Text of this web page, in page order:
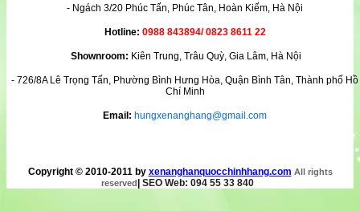
- Ngách 3/20 Phúc Tấn, Phúc Tân, Hoàn Kiếm, Hà Nội
Hotline: 0988 843894/ 0823 8611 22
Shownroom: Kiên Trung, Trâu Quỳ, Gia Lâm, Hà Nội
- 726/8A Lê Trọng Tấn, Phường Bình Hưng Hòa, Quận Bình Tân, Thành phố Hồ
Chí Minh
Email: hungxenanghang@gmail.com
Copyright © 2010-2011 by xenanghanquocchinhhang.com All rights
reserved SEO Web: 094 55 33 840